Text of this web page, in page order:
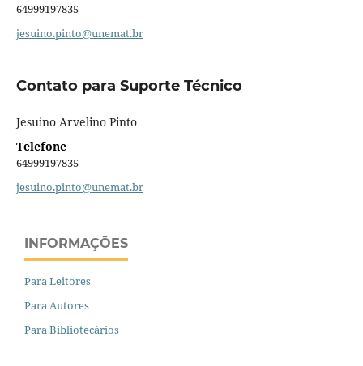
64999197835
jesuino.pinto@unemat.br
Contato para Suporte Técnico
Jesuino Arvelino Pinto
Telefone
64999197835
jesuino.pinto@unemat.br
INFORMAÇÕES
Para Leitores
Para Autores
Para Bibliotecários